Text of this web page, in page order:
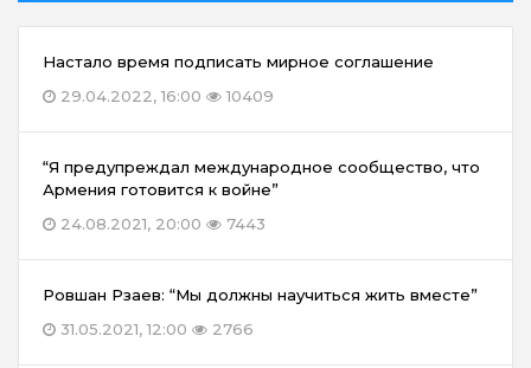
Настало время подписать мирное соглашение
29.04.2022, 16:00
10409
“Я предупреждал международное сообщество, что
Армения готовится к войне”
24.08.2021, 20:00
7443
Ровшан Рзаев: “Мы должны научиться жить вместе”
31.05.2021, 12:00
2766